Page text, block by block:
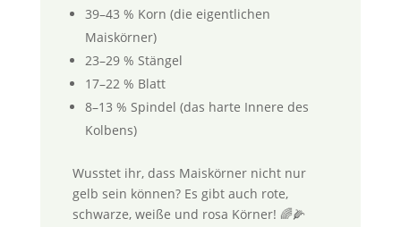
39–43 % Korn (die eigentlichen
Maiskörner)
23–29 % Stängel
17–22 % Blatt
8–13 % Spindel (das harte Innere des
Kolbens)
Wusstet ihr, dass Maiskörner nicht nur
gelb sein können? Es gibt auch rote,
schwarze, weiße und rosa Körner! 🌈🌽